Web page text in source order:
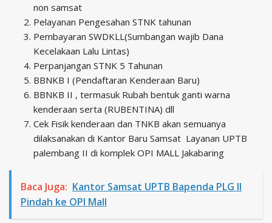
non samsat
Pelayanan Pengesahan STNK tahunan
Pembayaran SWDKLL(Sumbangan wajib Dana
Kecelakaan Lalu Lintas)
Perpanjangan STNK 5 Tahunan
BBNKB I (Pendaftaran Kenderaan Baru)
BBNKB II , termasuk Rubah bentuk ganti warna
kenderaan serta (RUBENTINA) dll
Cek Fisik kenderaan dan TNKB akan semuanya
dilaksanakan di Kantor Baru Samsat Layanan UPTB
palembang II di komplek OPI MALL Jakabaring
Baca Juga: Kantor Samsat UPTB Bapenda PLG II
Pindah ke OPI Mall